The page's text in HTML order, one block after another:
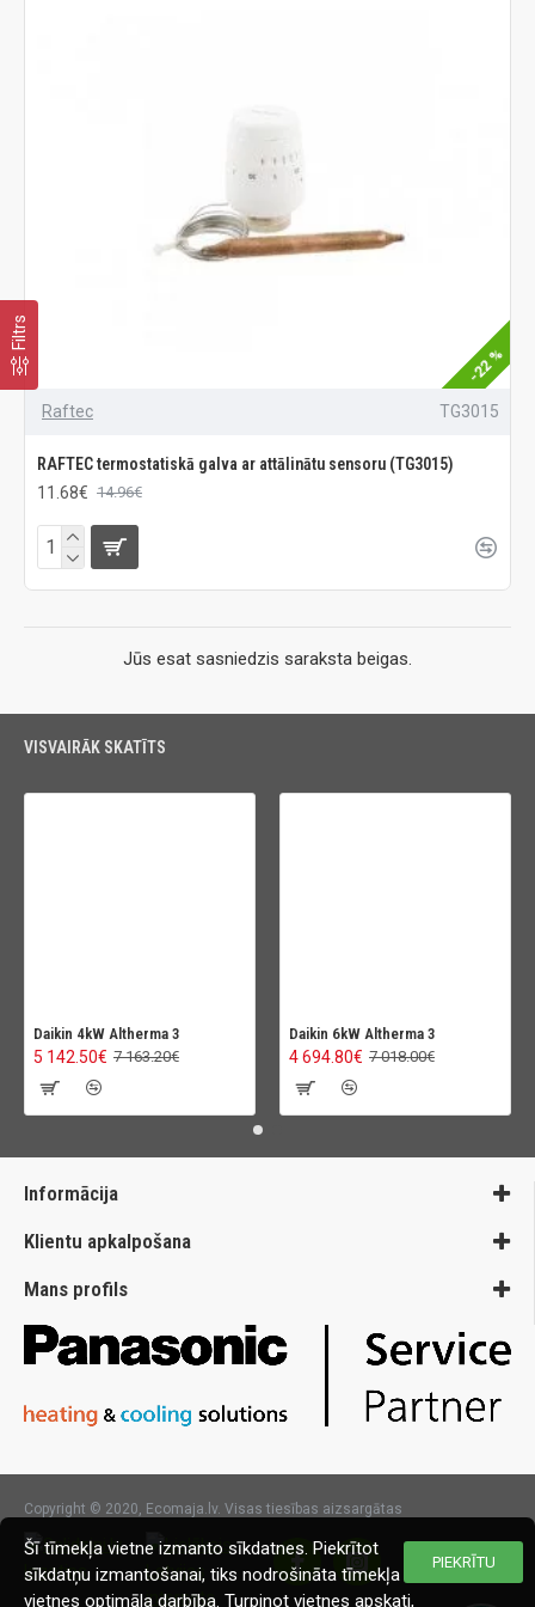
-22 %
Raftec TG3015
RAFTEC termostatiskā galva ar attālinātu sensoru (TG3015)
11.68€ 14.96€
Jūs esat sasniedzis saraksta beigas.
Filtrs
VISVAIRĀK SKATĪTS
Daikin 4kW Altherma 3
5 142.50€ 7 163.20€
Daikin 6kW Altherma 3
4 694.80€ 7 018.00€
Informācija
Klientu apkalpošana
Mans profils
Copyright © 2020, Ecomaja.lv. Visas tiesības aizsargātas
PIEKRĪTU
Šī tīmekļa vietne izmanto sīkdatnes. Piekrītot
sīkdatņu izmantošanai, tiks nodrošināta tīmekļa
vietnes optimāla darbība. Turpinot vietnes apskati,